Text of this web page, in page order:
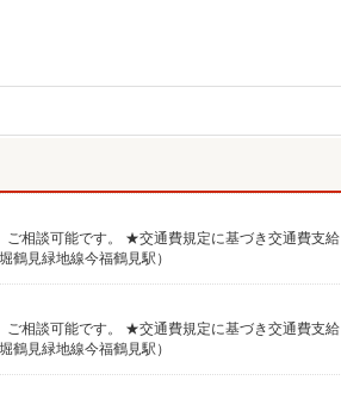
ご相談可能です。 ★交通費規定に基づき交通費支給
鶴見緑地線今福鶴見駅）
ご相談可能です。 ★交通費規定に基づき交通費支給
鶴見緑地線今福鶴見駅）